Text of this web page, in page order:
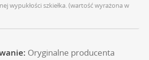
wypukłości szkiełka. (wartość wyrażona w
Oryginalne producenta